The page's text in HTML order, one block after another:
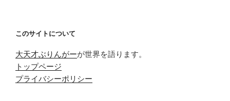
このサイトについて
大天才ぶりんがーが世界を語ります。
トップページ
プライバシーポリシー